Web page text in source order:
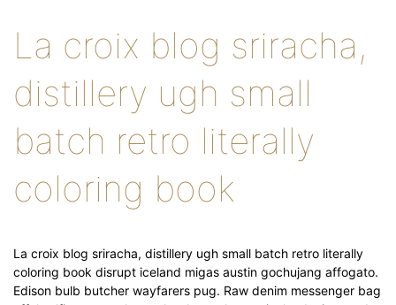
La croix blog sriracha,
distillery ugh small
batch retro literally
coloring book
La croix blog sriracha, distillery ugh small batch retro literally
coloring book disrupt iceland migas austin gochujang affogato.
Edison bulb butcher wayfarers pug. Raw denim messenger bag